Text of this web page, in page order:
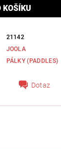
21142
JOOLA
PÁLKY (PADDLES)
Dotaz